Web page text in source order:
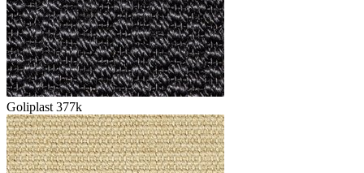
Goliplast 377k